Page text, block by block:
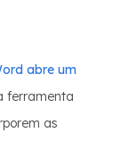
abre um
ferramenta
as